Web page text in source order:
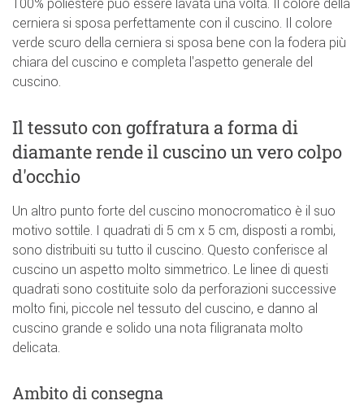
100% poliestere può essere lavata una volta. Il colore della
cerniera si sposa perfettamente con il cuscino. Il colore
verde scuro della cerniera si sposa bene con la fodera più
chiara del cuscino e completa l'aspetto generale del
cuscino.
Il tessuto con goffratura a forma di
diamante rende il cuscino un vero colpo
d'occhio
Un altro punto forte del cuscino monocromatico è il suo
motivo sottile. I quadrati di 5 cm x 5 cm, disposti a rombi,
sono distribuiti su tutto il cuscino. Questo conferisce al
cuscino un aspetto molto simmetrico. Le linee di questi
quadrati sono costituite solo da perforazioni successive
molto fini, piccole nel tessuto del cuscino, e danno al
cuscino grande e solido una nota filigranata molto
delicata.
Ambito di consegna